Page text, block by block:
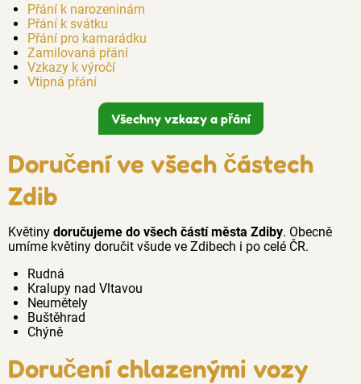
Přání k narozeninám
Přání k svátku
Přání pro kamarádku
Zamilovaná přání
Vzkazy k výročí
Vtipná přání
Všechny vzkazy a přání
Doručení ve všech částech
Zdib
Květiny doručujeme do všech částí města Zdiby. Obecně
umíme květiny doručit všude ve Zdibech i po celé ČR.
Rudná
Kralupy nad Vltavou
Neumětely
Buštěhrad
Chýně
Doručení chlazenými vozy